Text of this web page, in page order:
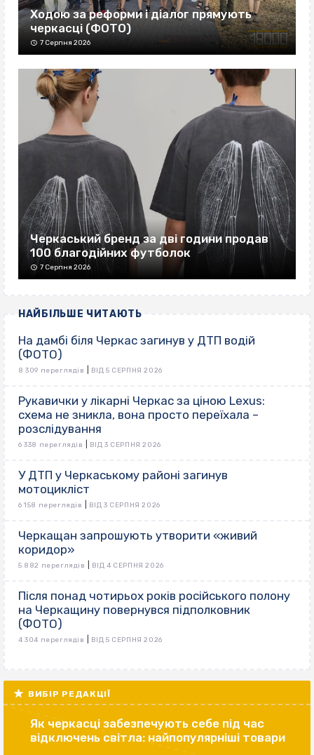
Ходою за реформи і діалог прямують
черкасці (ФОТО)
7 Серпня 2026
Черкаський бренд за дві години продав
100 благодійних футболок
7 Серпня 2026
НАЙБІЛЬШЕ ЧИТАЮТЬ
На дамбі біля Черкас загинув у ДТП водій
(ФОТО)
8 309 переглядів ВІД 5 СЕРПНЯ 2026
Рукавички у лікарні Черкас за ціною Lexus:
схема не зникла, вона просто переїхала –
розслідування
6 338 переглядів ВІД 3 СЕРПНЯ 2026
У ДТП у Черкаському районі загинув
мотоцикліст
6 158 переглядів ВІД 3 СЕРПНЯ 2026
Черкащан запрошують утворити «живий
коридор»
5 882 переглядів ВІД 4 СЕРПНЯ 2026
Після понад чотирьох років російського полону
на Черкащину повернувся підполковник
(ФОТО)
4 304 переглядів ВІД 5 СЕРПНЯ 2026
ВИБІР РЕДАКЦІЇ
Як черкасці забезпечують себе під час
відключень світла: найпопулярніші товари